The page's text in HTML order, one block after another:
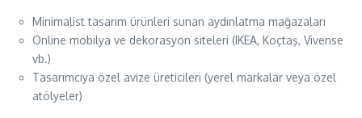
Minimalist tasarım ürünleri sunan aydınlatma mağazaları
Online mobilya ve dekorasyon siteleri (IKEA, Koçtaş, Vivense
vb.)
Tasarımcıya özel avize üreticileri (yerel markalar veya özel
atölyeler)